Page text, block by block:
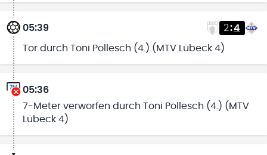
05:39 2:4
Tor durch Toni Pollesch (4.) (MTV Lübeck 4)
05:36
7-Meter verworfen durch Toni Pollesch (4.) (MTV
Lübeck 4)